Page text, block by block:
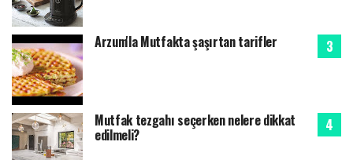
Arzum'la Mutfakta şaşırtan tarifler
Mutfak tezgahı seçerken nelere dikkat
edilmeli?